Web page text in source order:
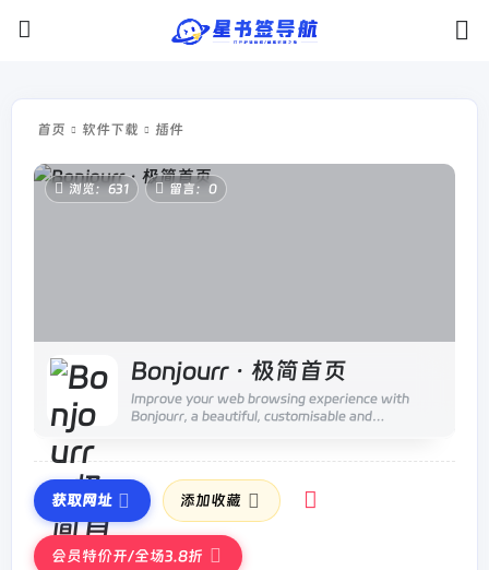
首页 软件下载 插件
浏览：631 留言：0
Bonjourr · 极简首页
Improve your web browsing experience with
Bonjourr, a beautiful, customisable and
获取网址 添加收藏
会员特价开/全场3.8折